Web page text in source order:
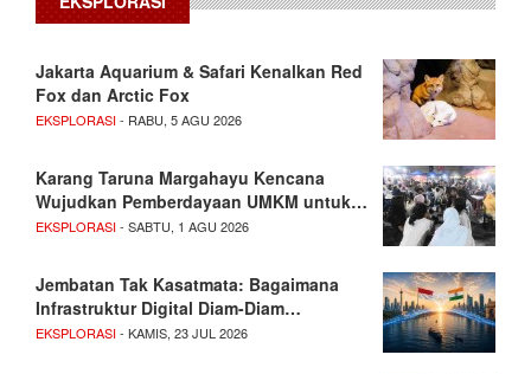
Jakarta Aquarium & Safari Kenalkan Red
Fox dan Arctic Fox
EKSPLORASI- RABU, 5 AGU 2026
Karang Taruna Margahayu Kencana
Wujudkan Pemberdayaan UMKM untuk…
EKSPLORASI- SABTU, 1 AGU 2026
Jembatan Tak Kasatmata: Bagaimana
Infrastruktur Digital Diam-Diam…
EKSPLORASI- KAMIS, 23 JUL 2026